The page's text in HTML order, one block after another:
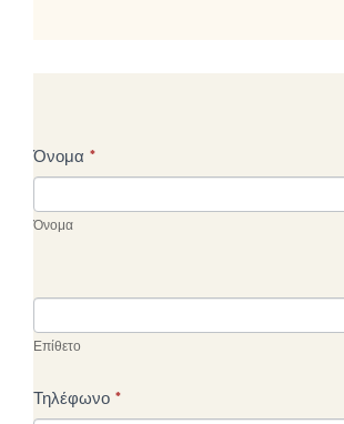
Γενική
Όνομα *
Όνομα
Επίθετο
Τηλέφωνο *